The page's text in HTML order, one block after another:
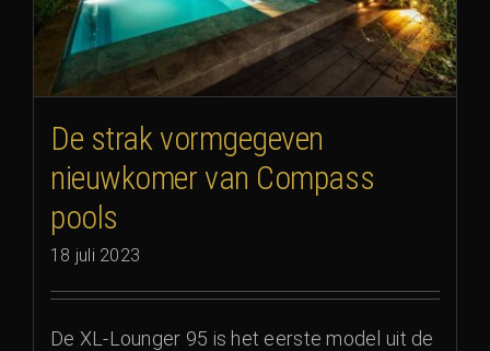
De strak vormgegeven
nieuwkomer van Compass
pools
18 juli 2023
De XL-Lounger 95 is het eerste model uit de